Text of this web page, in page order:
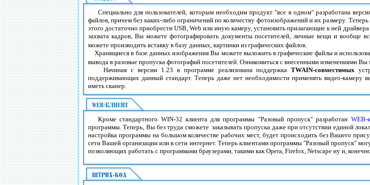
Специально для пользователей, которым необходим продукт "все в одном" разработана
файлов, причем без каких-либо ограничений по количеству фотоизображений и их размеру.
этого достаточно приобрести USB, Web или иную камеру, установить прилагающие к ней
захвата кадров, Вы можете фотографировать документы посетителей, личные вещи и вообще
можете производить вставку в базу данных, картинки из графических файлов.
Хранящиеся в базе данных изображения Вы можете выложить в графические файлы и
вывода в разовые пропуска фотографий посетителей. Ознакомиться с внесенными изменениями Вы
Начиная с версии 1.23 в программе реализована поддержкаTWAIN-совместимых
поддерживающих данный стандарт. Теперь даже нет необходимости применять видео-камеру
иметь сканер.
Кроме стандартного WIN-32 клиента для программы "Разовый пропуск" разработан WEB-
программы. Теперь, Вы без труда сможете заказывать пропуска даже при отсутствии единой
настройка программы на большом количестве рабочих мест, будет происходить без Вашего
сети Вашей организации или в сети интернет. Теперь клиентами программы "Разовый пропуск"
позволяющих работать с программами браузерами, такими как Opera, Firefox, Netscape ну и,